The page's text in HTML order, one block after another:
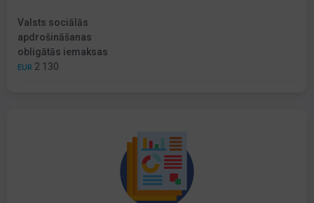
Valsts sociālās
apdrošināšanas
obligātās iemaksas
EUR 2 130